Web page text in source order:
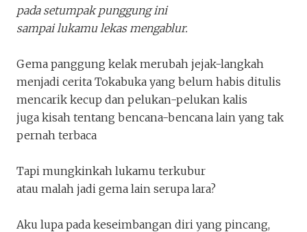
pada setumpak punggung ini
sampai lukamu lekas mengablur.
Gema panggung kelak merubah jejak-langkah
menjadi cerita Tokabuka yang belum habis ditulis
mencarik kecup dan pelukan-pelukan kalis
juga kisah tentang bencana-bencana lain yang tak
pernah terbaca
Tapi mungkinkah lukamu terkubur
atau malah jadi gema lain serupa lara?
Aku lupa pada keseimbangan diri yang pincang,
Keluar Unduh